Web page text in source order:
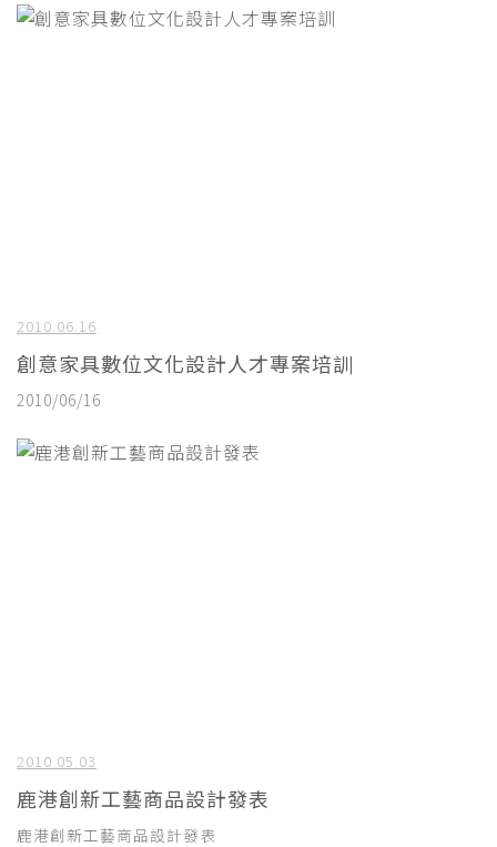
2010.06.16
創意家具數位文化設計人才專案培訓
2010/06/16
2010.05.03
鹿港創新工藝商品設計發表
鹿港創新工藝商品設計發表